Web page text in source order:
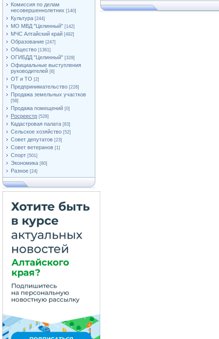
Комиссия по делам
несовершеннолетних [140]
Культура [244]
МО МВД "Целинный" [142]
МЧС Алтайский край [492]
Образование [247]
Общество [1361]
ОГИБДД "Целинный" [329]
Официальные выступления
руководителей [6]
ОТ и ТО [2]
Предпринимательство [228]
Продажа земельных участков
[58]
Продажа помещений [0]
Росреестр [528]
Кадастровая палата [83]
Сельское хозяйство [52]
Совет депутатов [23]
Совет ветеранов [1]
Спорт [501]
Экономика [80]
Разное [24]